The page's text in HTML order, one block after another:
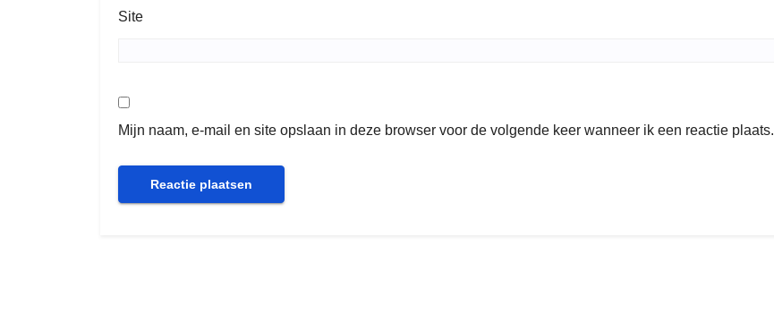
Site
Mijn naam, e-mail en site opslaan in deze browser voor de volgende keer wanneer ik een reactie plaats.